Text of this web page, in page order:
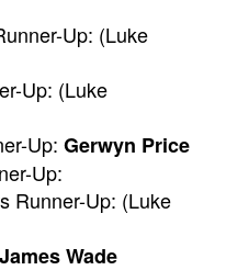
Up: (Luke
Up: (Luke
Up: Gerwyn Price
Up:
Runner-Up: (Luke
James Wade